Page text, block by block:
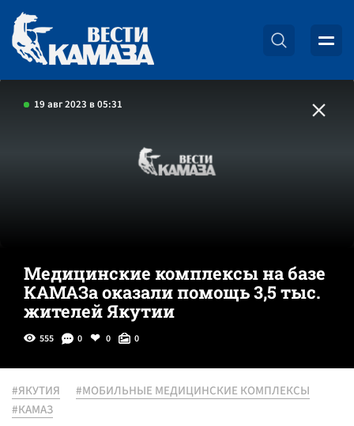
19 авг 2023 в 05:31
Медицинские комплексы на базе
КАМАЗа оказали помощь 3,5 тыс.
жителей Якутии
555 0 0 0
#ЯКУТИЯ
#МОБИЛЬНЫЕ МЕДИЦИНСКИЕ КОМПЛЕКСЫ
#КАМАЗ